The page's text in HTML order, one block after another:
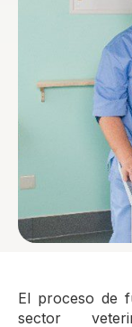
El proceso de
sector